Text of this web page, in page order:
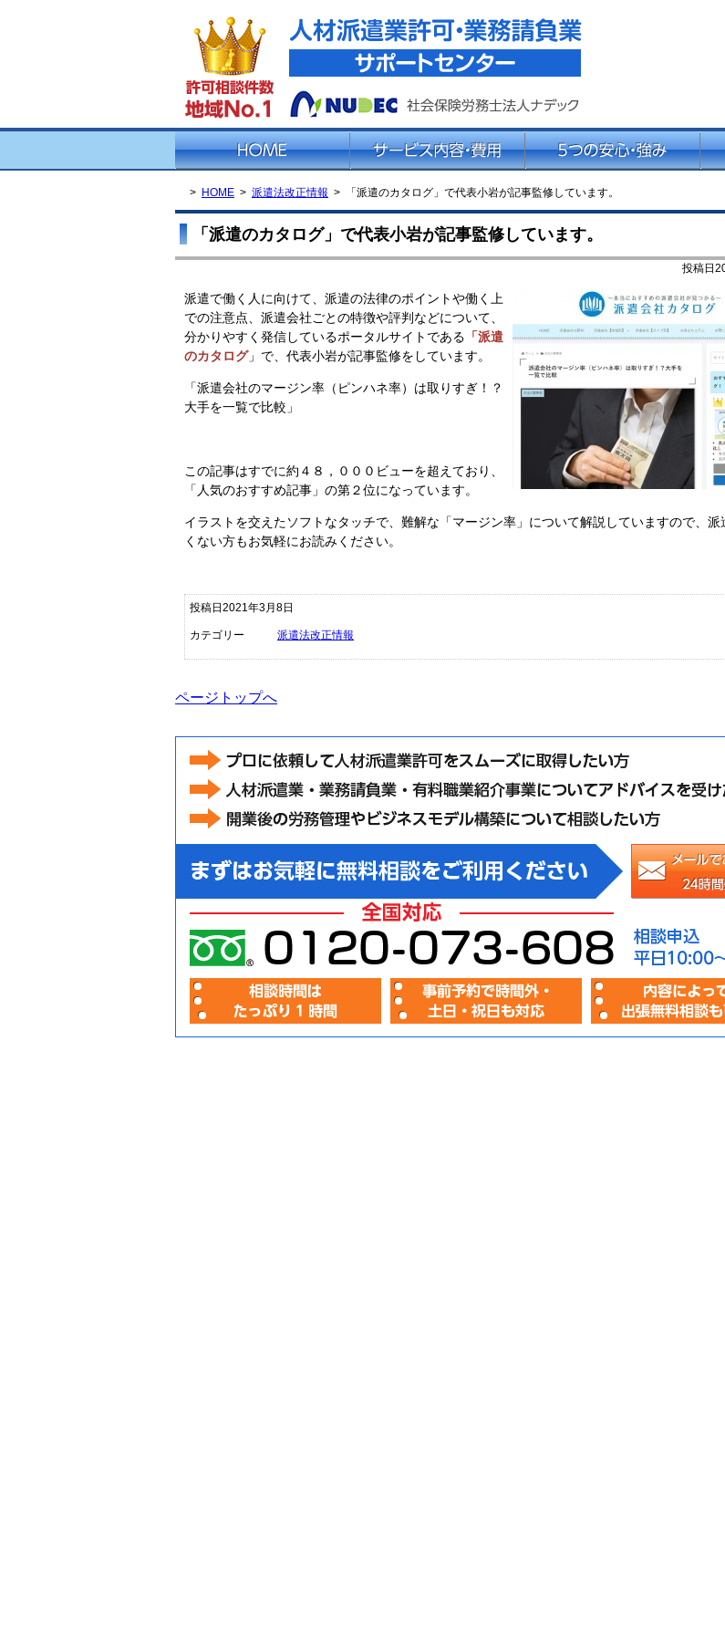
HOME 派遣法改正情報 「派遣のカタログ」で代表小岩が記事監修しています。
「派遣のカタログ」で代表小岩が記事監修しています。
投稿日
派遣で働く人に向けて、派遣の法律のポイントや働く上
での注意点、派遣会社ごとの特徴や評判などについて、
分かりやすく発信しているポータルサイトである 「派遣
のカタログ」で、代表小岩が記事監修をしています。
「派遣会社のマージン率（ピンハネ率）は取りすぎ！？
大手を一覧で比較」
この記事はすでに約４８，０００ビューを超えており、
「人気のおすすめ記事」の第２位になっています。
イラストを交えたソフトなタッチで、難解な「マージン率」について解説していますので、派
くない方もお気軽にお読みください。
投稿日2021年3月8日
カテゴリー 派遣法改正情報
ページトップへ